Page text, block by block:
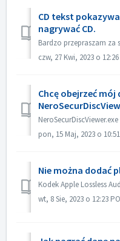
CD tekst
nagrywać CD.
czw, 27 Kwi, 2023 o
Chcę obejrzeć mój
pon, 15 Maj, 2023 o
Nie można dodać
wt, 8 Sie, 2023 o 12:23